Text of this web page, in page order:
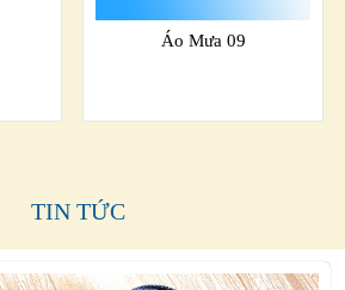
Áo Mưa 09
TIN TỨC